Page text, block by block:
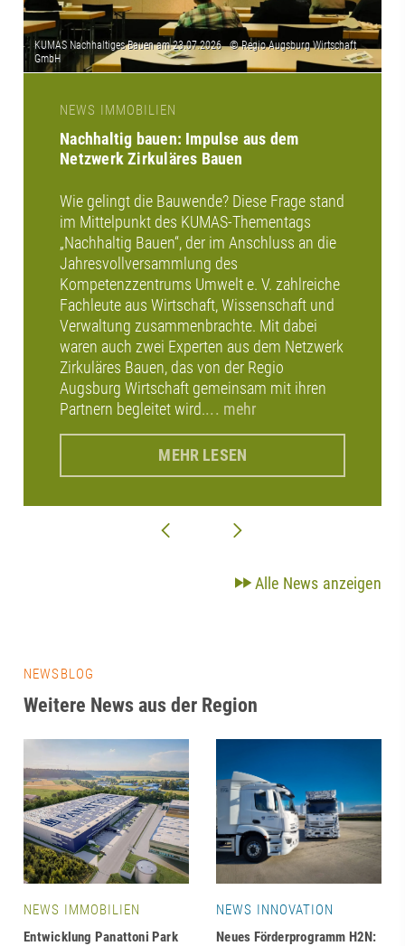
NEWS IMMOBILIEN
Nachhaltig bauen: Impulse aus dem
Netzwerk Zirkuläres Bauen
Wie gelingt die Bauwende? Diese Frage stand
im Mittelpunkt des KUMAS-Thementags
„Nachhaltig Bauen“, der im Anschluss an die
Jahresvollversammlung des
Kompetenzzentrums Umwelt e. V. zahlreiche
Fachleute aus Wirtschaft, Wissenschaft und
Verwaltung zusammenbrachte. Mit dabei
waren auch zwei Experten aus dem Netzwerk
Zirkuläres Bauen, das von der Regio
Augsburg Wirtschaft gemeinsam mit ihren
Partnern begleitet wird.... mehr
MEHR LESEN
Alle News anzeigen
NEWSBLOG
Weitere News aus der Region
NEWS IMMOBILIEN
Entwicklung Panattoni Park
NEWS INNOVATION
Neues Förderprogramm H2N: